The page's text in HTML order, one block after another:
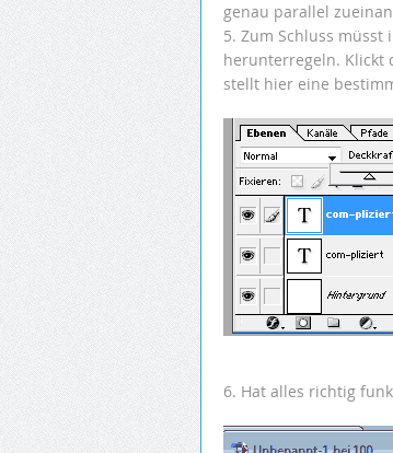
genau parallel
5. Zum Schluss
herunterregeln. Klickt
stellt hier eine
6. Hat alles richtig